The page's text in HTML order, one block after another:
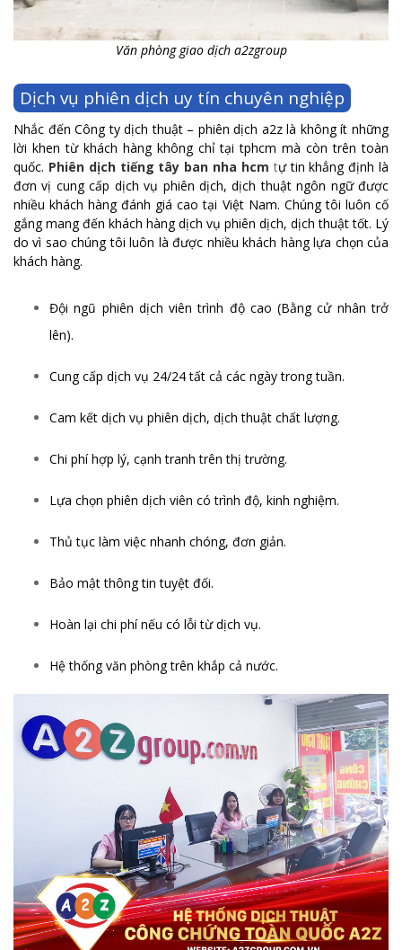
Văn phòng giao dịch a2zgroup
Dịch vụ phiên dịch uy tín chuyên nghiệp
Nhắc đến Công ty dịch thuật – phiên dịch a2z là không ít những
lời khen từ khách hàng không chỉ tại tphcm mà còn trên toàn
quốc. Phiên dịch tiếng tây ban nha hcm tự tin khẳng định là
đơn vị cung cấp dịch vụ phiên dịch, dịch thuật ngôn ngữ được
nhiều khách hàng đánh giá cao tại Việt Nam. Chúng tôi luôn cố
gắng mang đến khách hàng dịch vụ phiên dịch, dịch thuật tốt. Lý
do vì sao chúng tôi luôn là được nhiều khách hàng lựa chọn của
khách hàng.
Đội ngũ phiên dịch viên trình độ cao (Bằng cử nhân trở
lên).
Cung cấp dịch vụ 24/24 tất cả các ngày trong tuần.
Cam kết dịch vụ phiên dịch, dịch thuật chất lượng.
Chi phí hợp lý, cạnh tranh trên thị trường.
Lựa chọn phiên dịch viên có trình độ, kinh nghiệm.
Thủ tục làm việc nhanh chóng, đơn giản.
Bảo mật thông tin tuyệt đối.
Hoàn lại chi phí nếu có lỗi từ dịch vụ.
Hệ thống văn phòng trên khắp cả nước.